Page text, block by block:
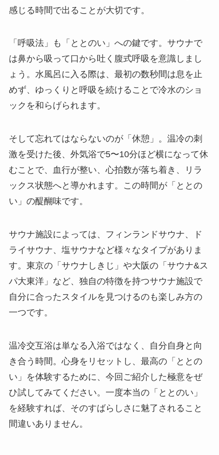
感じる時間で出ることが大切です。
「呼吸法」も「ととのい」への鍵です。サウナで
は鼻から吸って口から吐く腹式呼吸を意識しまし
ょう。水風呂に入る際は、最初の数秒間は息を止
めず、ゆっくりと呼吸を続けることで冷水のショ
ックを和らげられます。
そして忘れてはならないのが「休憩」。温冷の刺
激を受けた後、外気浴で5〜10分ほど横になって休
むことで、血行が整い、心拍数が落ち着き、リラ
ックス状態へと導かれます。この時間が「ととの
い」の醍醐味です。
サウナ施設によっては、フィンランドサウナ、ド
ライサウナ、塩サウナなど様々なタイプがありま
す。東京の「サウナしきじ」や大阪の「サウナ&ス
パ大東洋」など、独自の特徴を持つサウナ施設で
自分に合ったスタイルを見つけるのも楽しみ方の
一つです。
温冷交互浴は単なる入浴ではなく、自分自身と向
き合う時間。心身をリセットし、最高の「ととの
い」を体験するために、今回ご紹介した極意をぜ
ひ試してみてください。一度本当の「ととのい」
を経験すれば、そのすばらしさに魅了されること
間違いありません。